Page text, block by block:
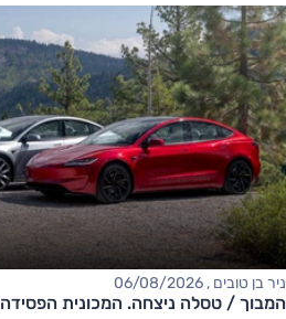
ניר בן טובים , 06/08/2026
המבוך / טסלה ניצחה. המכונית הפסידה